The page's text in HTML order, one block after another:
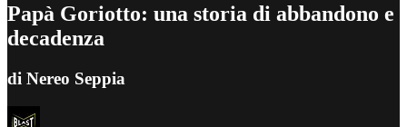
Papà Goriotto: una storia di abbandono e
decadenza
di Nereo Seppia